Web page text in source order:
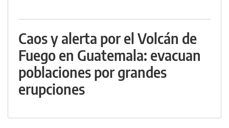
Caos y alerta por el Volcán de
Fuego en Guatemala: evacuan
poblaciones por grandes
erupciones